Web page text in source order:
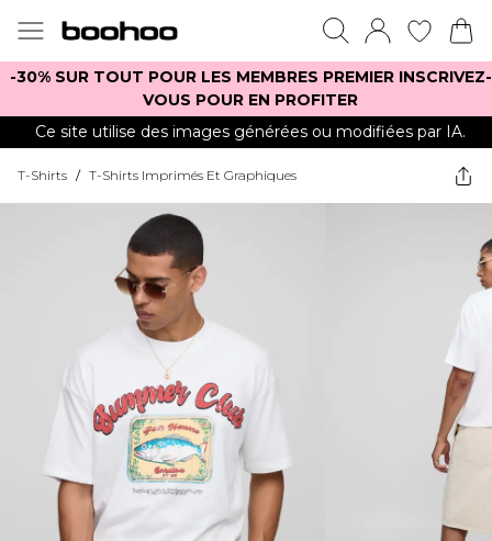
-30% SUR TOUT POUR LES MEMBRES PREMIER INSCRIVEZ-
VOUS POUR EN PROFITER
Ce site utilise des images générées ou modifiées par IA.
T-Shirts / T-Shirts Imprimés Et Graphiques